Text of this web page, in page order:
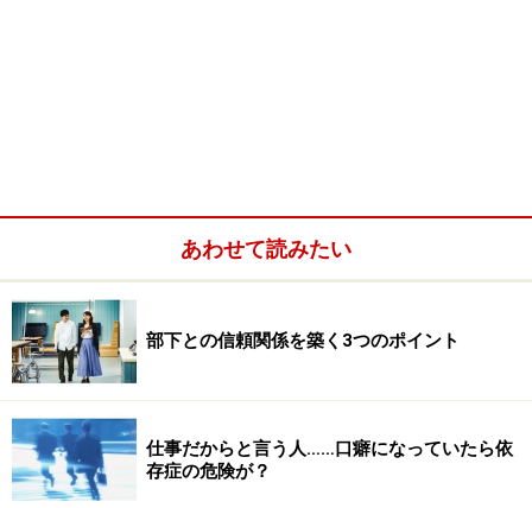
あわせて読みたい
部下との信頼関係を築く3つのポイント
仕事だからと言う人……口癖になっていたら依
存症の危険が？